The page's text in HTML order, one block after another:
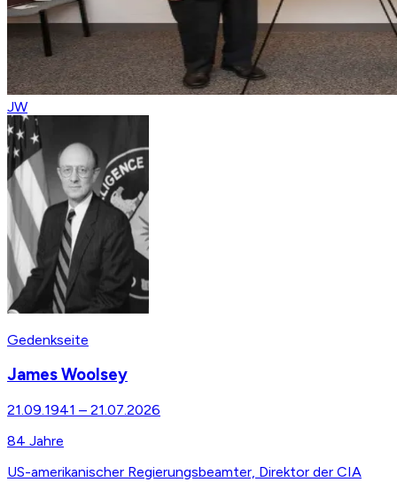
JW
Gedenkseite
James Woolsey
21.09.1941 – 21.07.2026
84 Jahre
US-amerikanischer Regierungsbeamter, Direktor der CIA